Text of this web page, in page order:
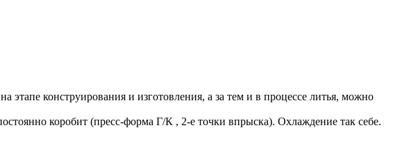
конструирования и изготовления, а за тем и в процессе литья, можно
коробит (пресс-форма Г/К , 2-е точки впрыска). Охлаждение так себе.